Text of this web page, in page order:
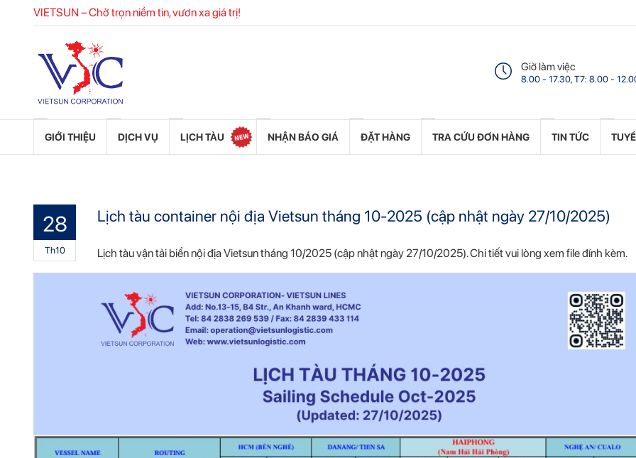
VIETSUN – Chở trọn niềm tin, vươn xa giá trị!
Giờ làm việc
8.00 - 17.30, T7: 8.00 -
GIỚI THIỆU DỊCH VỤ LỊCH TÀU NHẬN BÁO GIÁ ĐẶT HÀNG TRA CỨU ĐƠN HÀNG TIN TỨC
28
Th10
Lịch tàu container nội địa Vietsun tháng 10-2025 (cập nhật ngày 27/10/2025)
Lịch tàu vận tải biển nội địa Vietsun tháng 10/2025 (cập nhật ngày 27/10/2025). Chi tiết vui lòng xem file đính kèm.